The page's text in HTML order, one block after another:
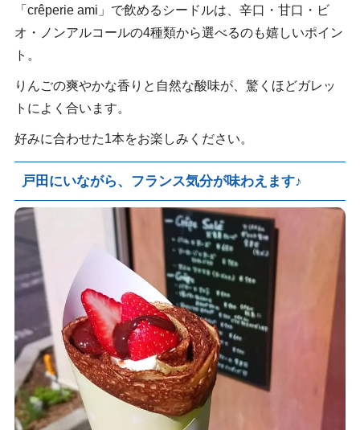
「crêperie ami」で飲めるシードルは、辛口・甘口・ビ
オ・ノンアルコールの4種類から選べるのも嬉しいポイン
ト。
りんごの爽やかな香りと自然な酸味が、驚くほどガレッ
トによく合います。
好みに合わせた1本をお楽しみください。
戸田にいながら、フランス気分が味わえます♪